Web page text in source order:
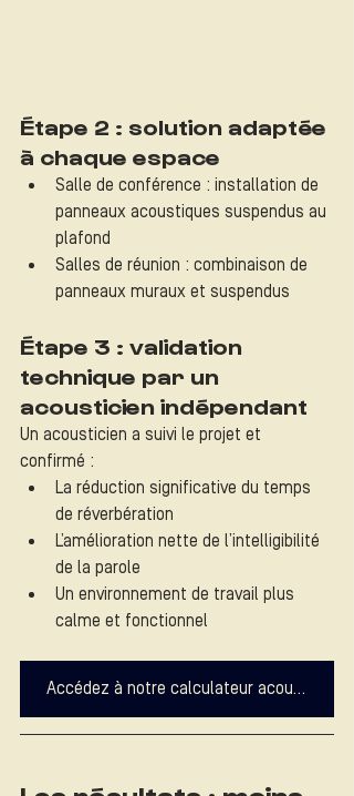
Étape 2 : solution adaptée
à chaque espace
Salle de conférence : installation de
panneaux acoustiques suspendus au
plafond
Salles de réunion : combinaison de
panneaux muraux et suspendus
Étape 3 : validation
technique par un
acousticien indépendant
Un acousticien a suivi le projet et
confirmé :
La réduction significative du temps
de réverbération
L’amélioration nette de l’intelligibilité
de la parole
Un environnement de travail plus
calme et fonctionnel
Accédez à notre calculateur acoustique